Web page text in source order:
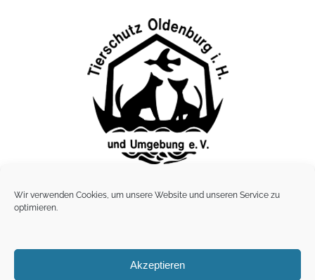
Wir verwenden Cookies, um unsere Website und unseren Service zu
optimieren.
Akzeptieren
Lübbersdorfer Weg 6 · 23758 Lübbersdorf